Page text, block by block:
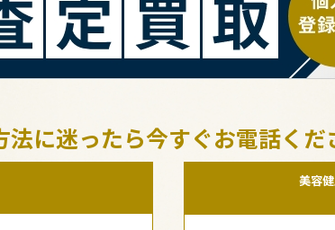
法に迷ったら今すぐお電話くだ
美容